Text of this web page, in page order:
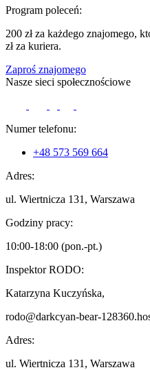
Program poleceń:
200 zł za każdego znajomego,
zł za kuriera.
Zaproś znajomego
Nasze sieci społecznościowe
Numer telefonu:
+48 573 569 664
Adres:
ul. Wiertnicza 131, Warszawa
Godziny pracy:
10:00-18:00 (pon.-pt.)
Inspektor RODO:
Katarzyna Kuczyńska,
rodo@darkcyan-bear-
Adres:
ul. Wiertnicza 131, Warszawa